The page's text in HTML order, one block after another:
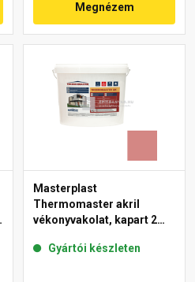
Megnézem
Masterplast
Thermomaster akril
vékonyvakolat, kapart 2
Gyártói készleten